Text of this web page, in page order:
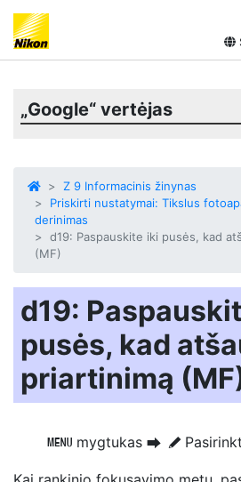
„Google“ vertėjas
Z 9 Informacinis žinynas
Priskirti nustatymai: Tikslus
derinimas
d19: Paspauskite iki pusės, kad
(MF)
d19:
pusės, kad
priartinimą
G mygtukas U A